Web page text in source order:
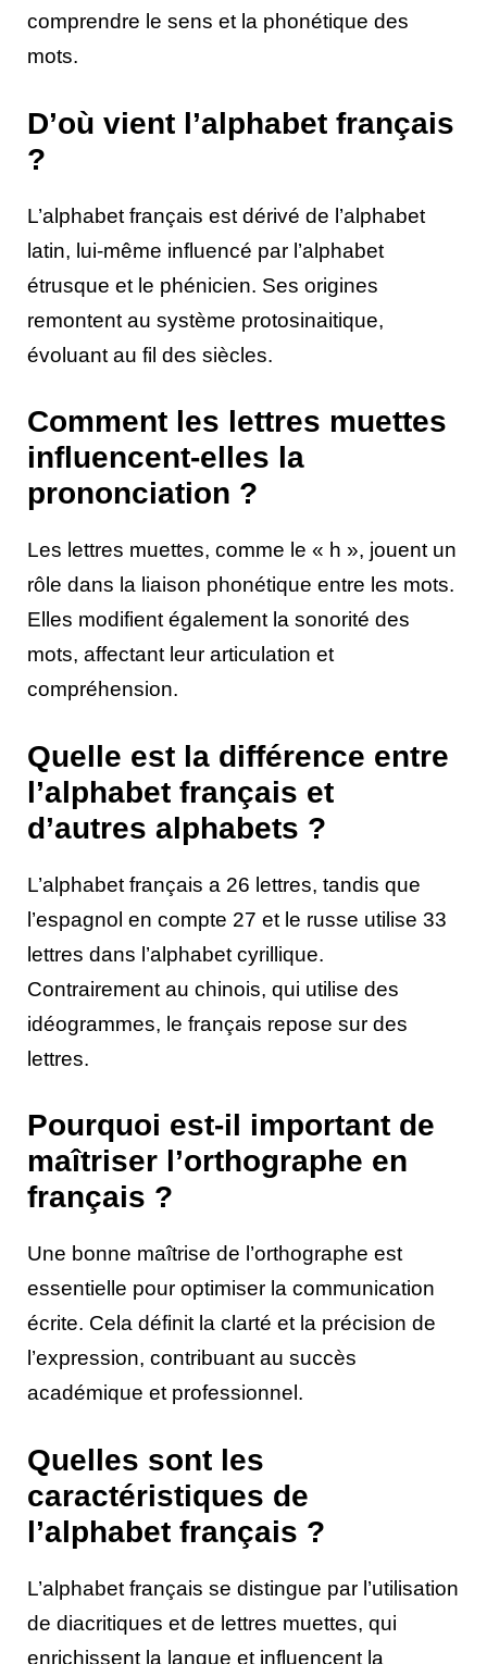
comprendre le sens et la phonétique des
mots.
D’où vient l’alphabet français
?
L’alphabet français est dérivé de l’alphabet
latin, lui-même influencé par l’alphabet
étrusque et le phénicien. Ses origines
remontent au système protosinaitique,
évoluant au fil des siècles.
Comment les lettres muettes
influencent-elles la
prononciation ?
Les lettres muettes, comme le « h », jouent un
rôle dans la liaison phonétique entre les mots.
Elles modifient également la sonorité des
mots, affectant leur articulation et
compréhension.
Quelle est la différence entre
l’alphabet français et
d’autres alphabets ?
L’alphabet français a 26 lettres, tandis que
l’espagnol en compte 27 et le russe utilise 33
lettres dans l’alphabet cyrillique.
Contrairement au chinois, qui utilise des
idéogrammes, le français repose sur des
lettres.
Pourquoi est-il important de
maîtriser l’orthographe en
français ?
Une bonne maîtrise de l’orthographe est
essentielle pour optimiser la communication
écrite. Cela définit la clarté et la précision de
l’expression, contribuant au succès
académique et professionnel.
Quelles sont les
caractéristiques de
l’alphabet français ?
L’alphabet français se distingue par l’utilisation
de diacritiques et de lettres muettes, qui
enrichissent la langue et influencent la